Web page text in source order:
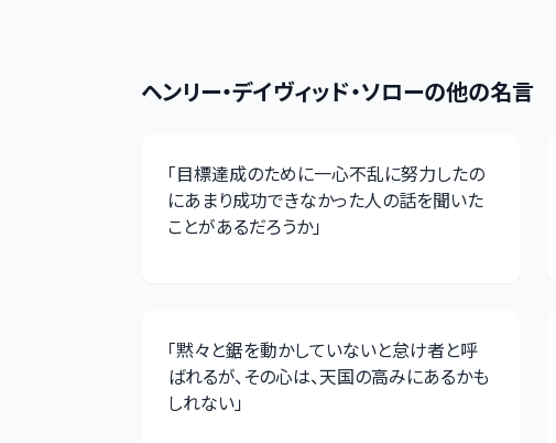
ヘンリー・デイヴィッド・ソローの他の名言
「目標達成のために一心不乱に努力したの
にあまり成功できなかった人の話を聞いた
ことがあるだろうか」
「黙々と鋸を動かしていないと怠け者と呼
ばれるが、その心は、天国の高みにあるかも
しれない」